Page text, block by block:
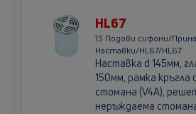
HL67
13 Подови сифони/
Наставки/HL67/HL67
Наставка d 145мм,
150мм, рамка
стомана (V4A),
неръждаема